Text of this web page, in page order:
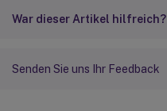
War dieser Artikel hilfreich?
Senden Sie uns Ihr Feedback